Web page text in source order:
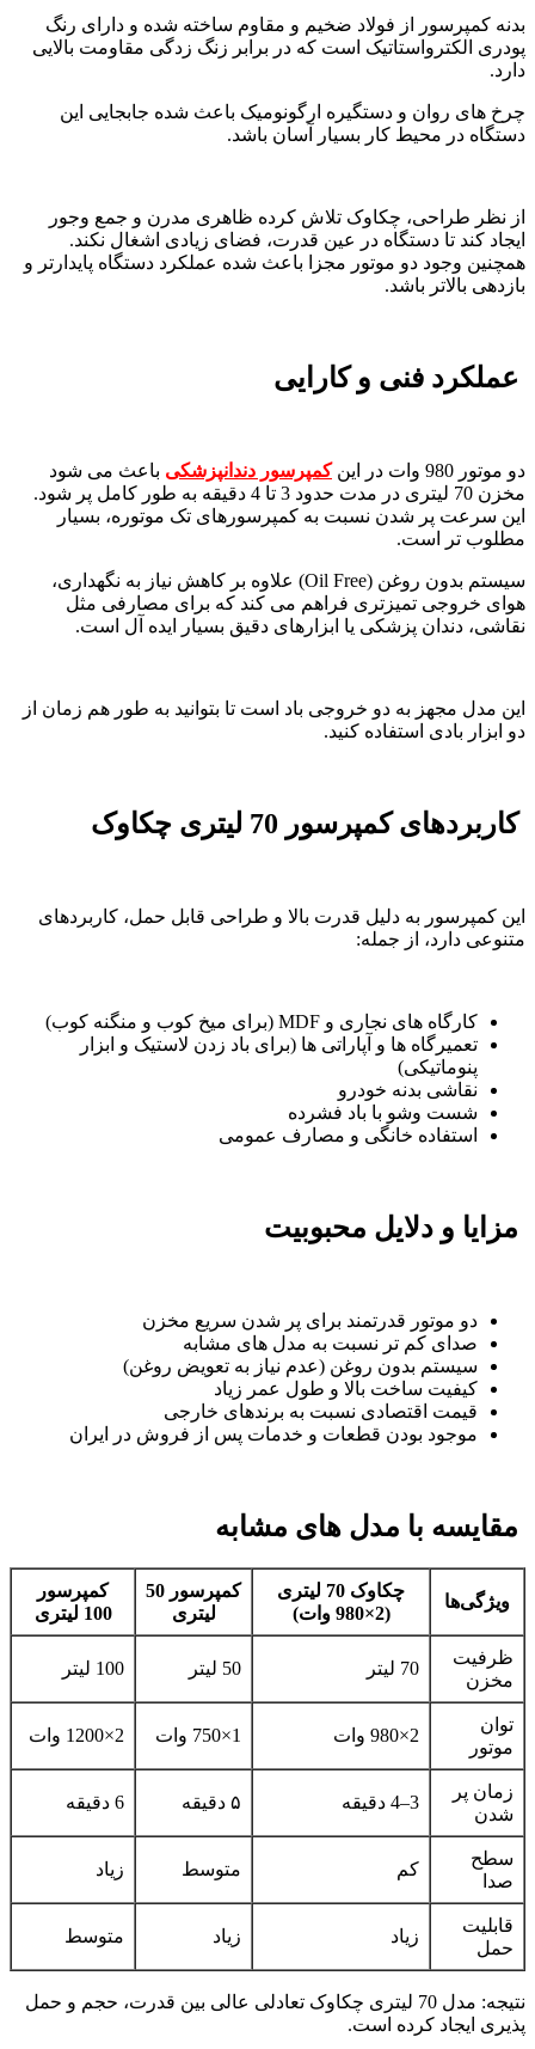
بدنه کمپرسور از فولاد ضخیم و مقاوم ساخته شده و دارای رنگ
پودری الکترواستاتیک است که در برابر زنگ زدگی مقاومت بالایی
دارد.
چرخ های روان و دستگیره ارگونومیک باعث شده جابجایی این
دستگاه در محیط کار بسیار آسان باشد.
از نظر طراحی، چکاوک تلاش کرده ظاهری مدرن و جمع وجور
ایجاد کند تا دستگاه در عین قدرت، فضای زیادی اشغال نکند.
همچنین وجود دو موتور مجزا باعث شده عملکرد دستگاه پایدارتر و
بازدهی بالاتر باشد.
عملکرد فنی و کارایی
دو موتور 980 وات در این کمپرسور دندانپزشکی باعث می شود
مخزن 70 لیتری در مدت حدود 3 تا 4 دقیقه به طور کامل پر شود.
این سرعت پر شدن نسبت به کمپرسورهای تک موتوره، بسیار
مطلوب تر است.
سیستم بدون روغن (Oil Free) علاوه بر کاهش نیاز به نگهداری،
هوای خروجی تمیزتری فراهم می کند که برای مصارفی مثل
نقاشی، دندان پزشکی یا ابزارهای دقیق بسیار ایده آل است.
این مدل مجهز به دو خروجی باد است تا بتوانید به طور هم زمان از
دو ابزار بادی استفاده کنید.
کاربردهای کمپرسور 70 لیتری چکاوک
این کمپرسور به دلیل قدرت بالا و طراحی قابل حمل، کاربردهای
متنوعی دارد، از جمله:
کارگاه های نجاری و MDF (برای میخ کوب و منگنه کوب)
تعمیرگاه ها و آپاراتی ها (برای باد زدن لاستیک و ابزار
پنوماتیکی)
نقاشی بدنه خودرو
شست وشو با باد فشرده
استفاده خانگی و مصارف عمومی
مزایا و دلایل محبوبیت
دو موتور قدرتمند برای پر شدن سریع مخزن
صدای کم تر نسبت به مدل های مشابه
سیستم بدون روغن (عدم نیاز به تعویض روغن)
کیفیت ساخت بالا و طول عمر زیاد
قیمت اقتصادی نسبت به برندهای خارجی
موجود بودن قطعات و خدمات پس از فروش در ایران
مقایسه با مدل های مشابه
ویژگی‌ها
چکاوک 70 لیتری
(2×980 وات)
کمپرسور 50
لیتری
کمپرسور
100 لیتری
ظرفیت
مخزن
70 لیتر 50 لیتر 100 لیتر
توان
موتور
2×980 وات 1×750 وات 2×1200 وات
زمان پر
شدن
3–4 دقیقه ۵ دقیقه 6 دقیقه
سطح
صدا
کم متوسط زیاد
قابلیت
حمل
زیاد زیاد متوسط
نتیجه: مدل 70 لیتری چکاوک تعادلی عالی بین قدرت، حجم و حمل
پذیری ایجاد کرده است.